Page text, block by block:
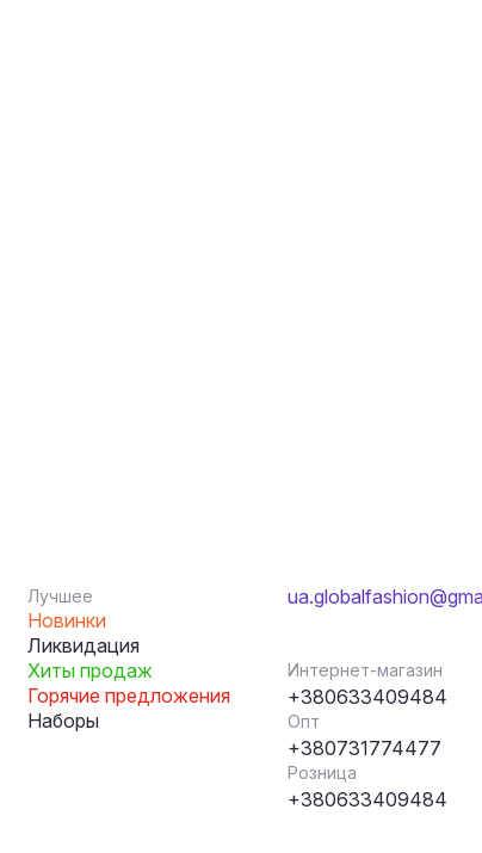
Лучшее
Новинки
Ликвидация
Хиты продаж
Горячие предложения
Наборы
Интернет-магазин
+380633409484
Опт
+380731774477
Розница
+380633409484